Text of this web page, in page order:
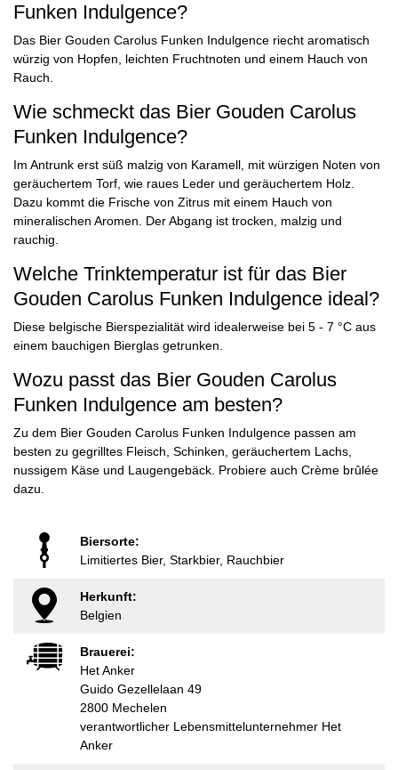
Funken Indulgence?
Das Bier Gouden Carolus Funken Indulgence riecht aromatisch
würzig von Hopfen, leichten Fruchtnoten und einem Hauch von
Rauch.
Wie schmeckt das Bier Gouden Carolus
Funken Indulgence?
Im Antrunk erst süß malzig von Karamell, mit würzigen Noten von
geräuchertem Torf, wie raues Leder und geräuchertem Holz.
Dazu kommt die Frische von Zitrus mit einem Hauch von
mineralischen Aromen. Der Abgang ist trocken, malzig und
rauchig.
Welche Trinktemperatur ist für das Bier
Gouden Carolus Funken Indulgence ideal?
Diese belgische Bierspezialität wird idealerweise bei 5 - 7 °C aus
einem bauchigen Bierglas getrunken.
Wozu passt das Bier Gouden Carolus
Funken Indulgence am besten?
Zu dem Bier Gouden Carolus Funken Indulgence passen am
besten zu gegrilltes Fleisch, Schinken, geräuchertem Lachs,
nussigem Käse und Laugengebäck. Probiere auch Crème brûlée
dazu.
Biersorte:
Limitiertes Bier, Starkbier, Rauchbier
Herkunft:
Belgien
Brauerei:
Het Anker
Guido Gezellelaan 49
2800 Mechelen
verantwortlicher Lebensmittelunternehmer Het
Anker